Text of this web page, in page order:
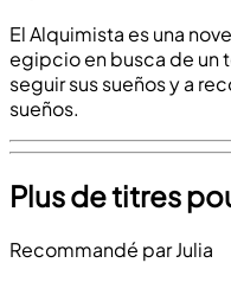
El Alquimista es una
egipcio en busca de un
seguir sus sueños y a
sueños.
Plus de titres
Recommandé par Julia